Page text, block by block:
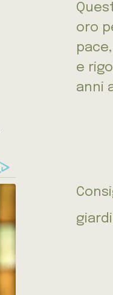
oro
e
anni